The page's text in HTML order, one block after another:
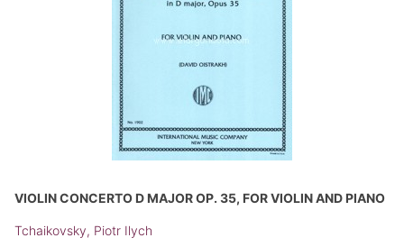
VIOLIN CONCERTO D MAJOR OP. 35, FOR VIOLIN AND PIANO
Tchaikovsky, Piotr Ilych